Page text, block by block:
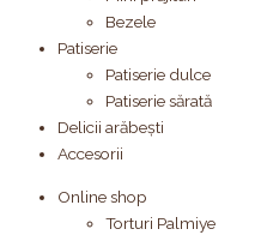
Bezele
Patiserie
Patiserie dulce
Patiserie sărată
Delicii arăbești
Accesorii
Online shop
Torturi Palmiye